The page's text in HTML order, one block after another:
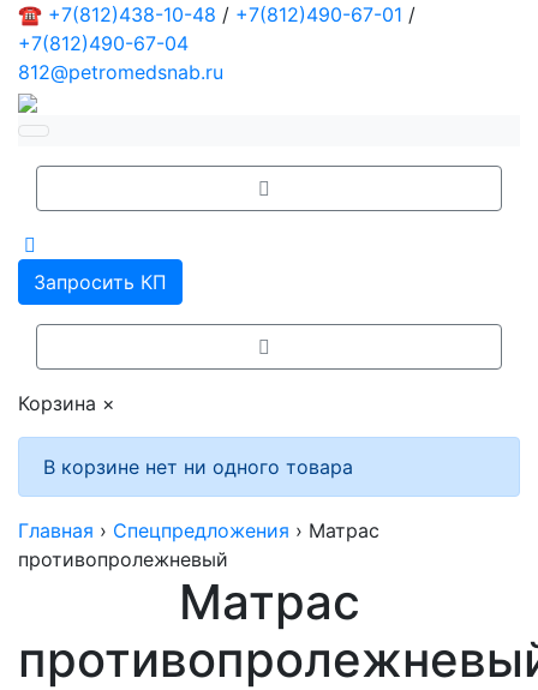
☎ +7(812)438-10-48 / +7(812)490-67-01 /
+7(812)490-67-04
812@petromedsnab.ru
Запросить КП
Корзина ×
В корзине нет ни одного товара
Главная › Спецпредложения › Матрас
противопролежневый
Матрас